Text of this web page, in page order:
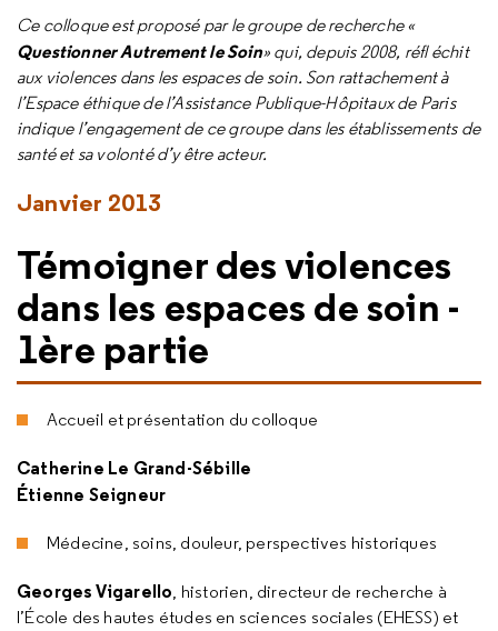
Ce colloque est proposé par le groupe de recherche «
Questionner Autrement le Soin» qui, depuis 2008, réfl échit
aux violences dans les espaces de soin. Son rattachement à
l’Espace éthique de l’Assistance Publique-Hôpitaux de Paris
indique l’engagement de ce groupe dans les établissements de
santé et sa volonté d’y être acteur.
Janvier 2013
Témoigner des violences
dans les espaces de soin -
1ère partie
Accueil et présentation du colloque
Catherine Le Grand-Sébille
Étienne Seigneur
Médecine, soins, douleur, perspectives historiques
Georges Vigarello, historien, directeur de recherche à
l’École des hautes études en sciences sociales (EHESS) et